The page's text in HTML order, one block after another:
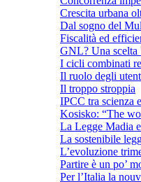
Crescita urbana
Dal sogno del
Fiscalità ed
GNL? Una
I cicli combinati
Il ruolo degli
Il troppo stroppia
IPCC tra scienza
Kosisko: “The
La Legge Madia
La sostenibile
L’evoluzione
Partire è un po’
Per l’Italia la